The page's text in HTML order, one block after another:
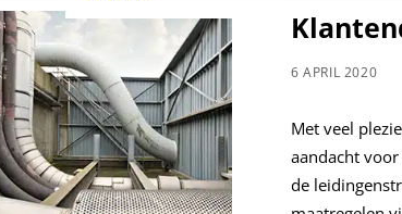
6 APRIL 2020
Met veel
aandacht
de